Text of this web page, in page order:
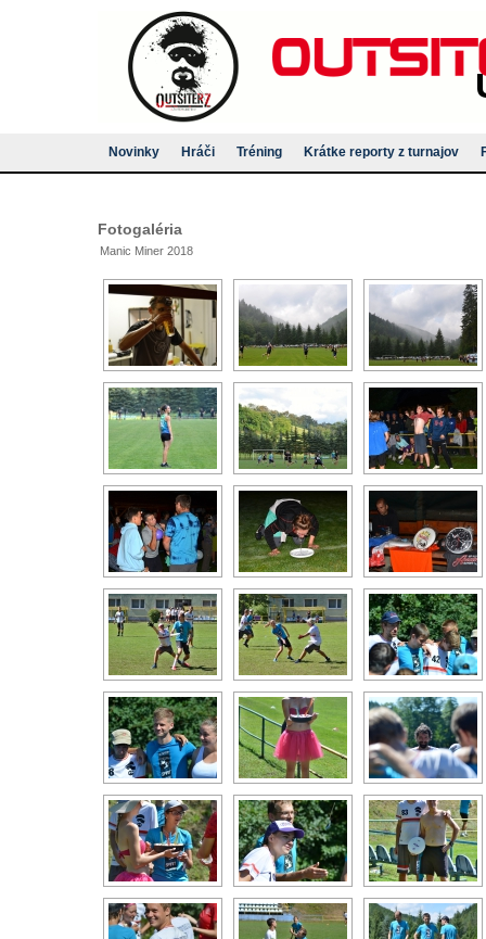
Novinky Hráči Tréning Krátke reporty z turnajov
Fotogaléria
Manic Miner 2018